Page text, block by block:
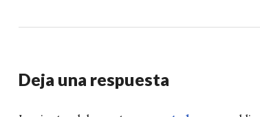
Deja una respuesta